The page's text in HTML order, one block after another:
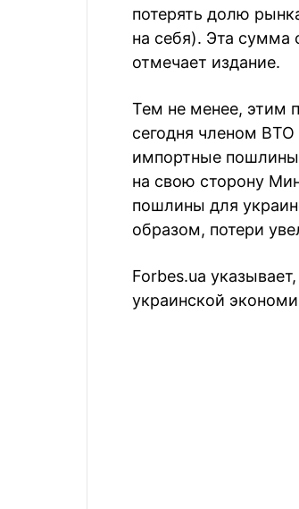
потерять долю
на себя). Эта сумма
отмечает издание.
Тем не менее, этим
сегодня членом ВТО
импортные
на свою сторону
пошлины для
образом, потери
Forbes.ua
украинской